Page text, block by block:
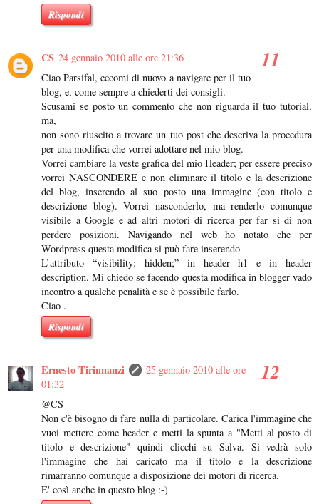
Rispondi
CS 24 gennaio 2010 alle ore 21:36
Ciao Parsifal, eccomi di nuovo a navigare per il tuo
blog, e, come sempre a chiederti dei consigli.
Scusami se posto un commento che non riguarda il tuo tutorial,
ma,
non sono riuscito a trovare un tuo post che descriva la procedura
per una modifica che vorrei adottare nel mio blog.
Vorrei cambiare la veste grafica del mio Header; per essere preciso
vorrei NASCONDERE e non eliminare il titolo e la descrizione
del blog, inserendo al suo posto una immagine (con titolo e
descrizione blog). Vorrei nasconderlo, ma renderlo comunque
visibile a Google e ad altri motori di ricerca per far si di non
perdere posizioni. Navigando nel web ho notato che per
Wordpress questa modifica si può fare inserendo
L’attributo “visibility: hidden;” in header h1 e in header
description. Mi chiedo se facendo questa modifica in blogger vado
incontro a qualche penalità e se è possibile farlo.
Ciao .
Rispondi
Ernesto Tirinnanzi
25 gennaio 2010 alle ore
01:32
@CS
Non c'è bisogno di fare nulla di particolare. Carica l'immagine che
vuoi mettere come header e metti la spunta a "Metti al posto di
titolo e descrizione" quindi clicchi su Salva. Si vedrà solo
l'immagine che hai caricato ma il titolo e la descrizione
rimarranno comunque a disposizione dei motori di ricerca.
E' così anche in questo blog :-)